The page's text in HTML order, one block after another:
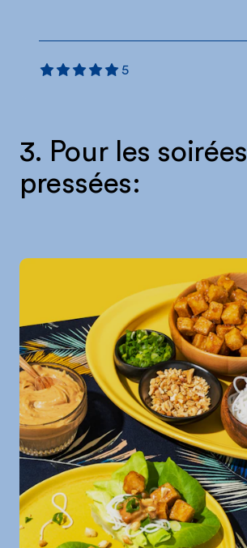
5
3. Pour les soirées
pressées: